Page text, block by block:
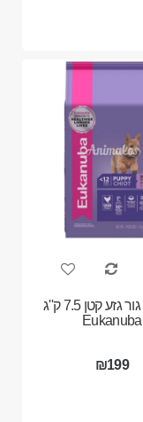
יוקנובה גור גזע קטן 7.5 ק''ג
Eukanuba
₪199